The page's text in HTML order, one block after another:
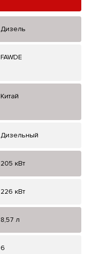
Дизель
FAWDE
Китай
Дизельный
205 кВт
226 кВт
8,57 л
6